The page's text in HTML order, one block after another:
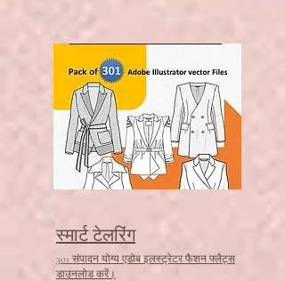
स्मार्ट टेलरिंग
301 संपादन योग्य एडोब इलस्ट्रेटर फैशन फ्लैट्स
डाउनलोड करें।